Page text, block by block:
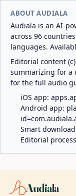
ABOUT AUDIALA
Audiala is an AI-
across 96
languages.
Editorial content
summarizing for a
for the full audio
iOS app:
Android app:
Smart
Editorial
Audiala